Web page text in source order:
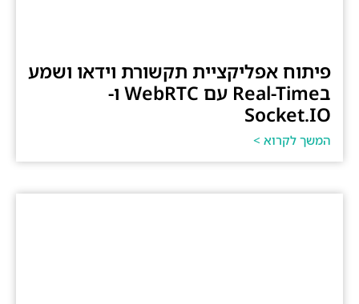
פיתוח אפליקציית תקשורת וידאו ושמע
בReal-Time עם WebRTC ו-
Socket.IO
המשך לקרוא >